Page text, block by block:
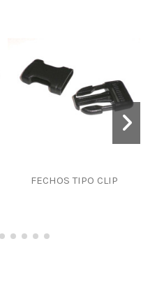
FECHOS TIPO CLIP